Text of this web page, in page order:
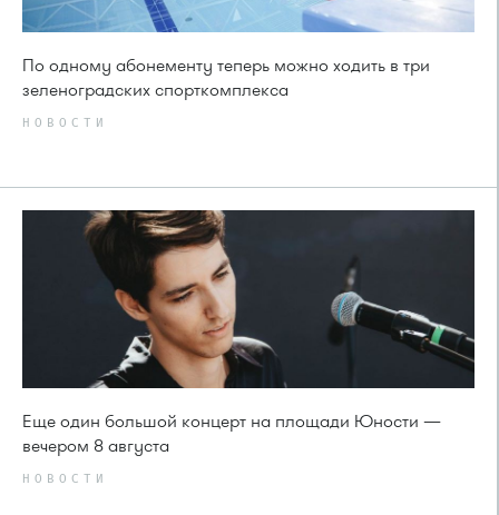
По одному абонементу теперь можно ходить в три
зеленоградских спорткомплекса
НОВОСТИ
Еще один большой концерт на площади Юности —
вечером 8 августа
НОВОСТИ